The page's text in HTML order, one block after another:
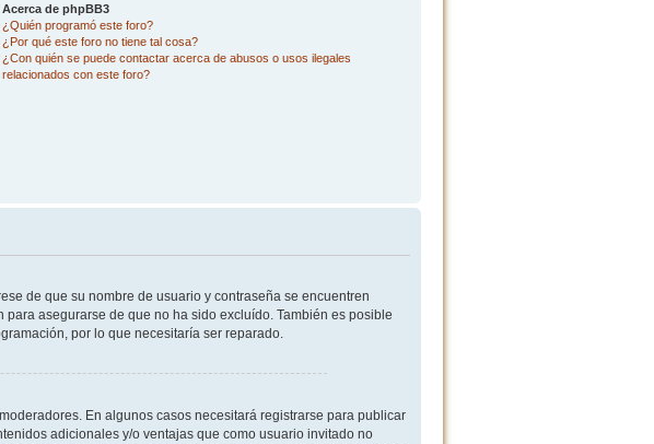
Acerca de phpBB3
¿Quién programó este foro?
¿Por qué este foro no tiene tal cosa?
¿Con quién se puede contactar acerca de abusos o usos ilegales
relacionados con este foro?
de que su nombre de usuario y contraseña se encuentren
asegurarse de que no ha sido excluído. También es posible
por lo que necesitaría ser reparado.
En algunos casos necesitará registrarse para publicar
adicionales y/o ventajas que como usuario invitado no